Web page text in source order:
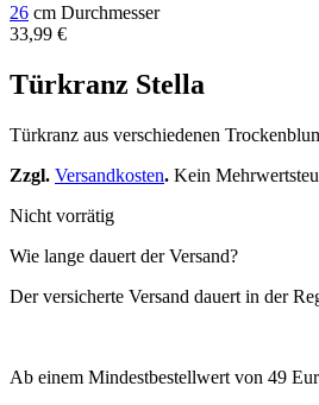
26 cm Durchmesser
33,99 €
Türkranz Stella
Türkranz aus verschiedenen
Zzgl. Versandkosten. Kein
Nicht vorrätig
Wie lange dauert der Versand?
Der versicherte Versand dauert in der
Ab einem Mindestbestellwert von 49